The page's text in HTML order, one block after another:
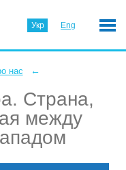
Укр Eng
нас ←
Страна,
между